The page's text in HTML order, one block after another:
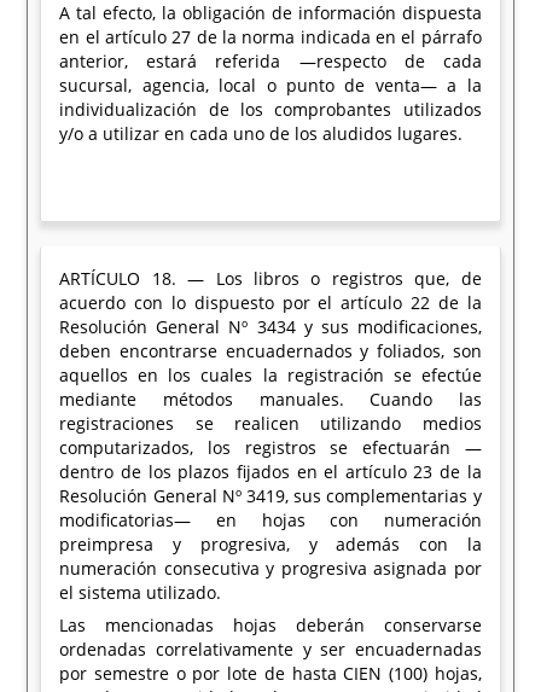
A tal efecto, la obligación de información dispuesta
en el artículo 27 de la norma indicada en el párrafo
anterior, estará referida —respecto de cada
sucursal, agencia, local o punto de venta— a la
individualización de los comprobantes utilizados
y/o a utilizar en cada uno de los aludidos lugares.
ARTÍCULO 18. — Los libros o registros que, de
acuerdo con lo dispuesto por el artículo 22 de la
Resolución General Nº 3434 y sus modificaciones,
deben encontrarse encuadernados y foliados, son
aquellos en los cuales la registración se efectúe
mediante métodos manuales. Cuando las
registraciones se realicen utilizando medios
computarizados, los registros se efectuarán —
dentro de los plazos fijados en el artículo 23 de la
Resolución General Nº 3419, sus complementarias y
modificatorias— en hojas con numeración
preimpresa y progresiva, y además con la
numeración consecutiva y progresiva asignada por
el sistema utilizado.
Las mencionadas hojas deberán conservarse
ordenadas correlativamente y ser encuadernadas
por semestre o por lote de hasta CIEN (100) hojas,